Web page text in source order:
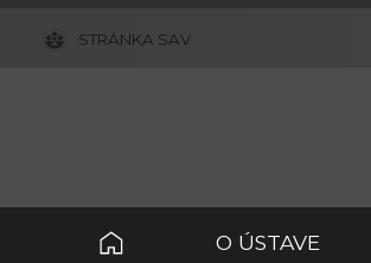
STRÁNKA SAV
O ÚSTAVE